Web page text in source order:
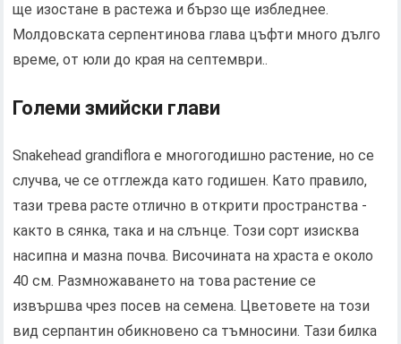
ще изостане в растежа и бързо ще избледнее.
Молдовската серпентинова глава цъфти много дълго
време, от юли до края на септември..
Големи змийски глави
Snakehead grandiflora е многогодишно растение, но се
случва, че се отглежда като годишен. Като правило,
тази трева расте отлично в открити пространства -
както в сянка, така и на слънце. Този сорт изисква
насипна и мазна почва. Височината на храста е около
40 см. Размножаването на това растение се
извършва чрез посев на семена. Цветовете на този
вид серпантин обикновено са тъмносини. Тази билка